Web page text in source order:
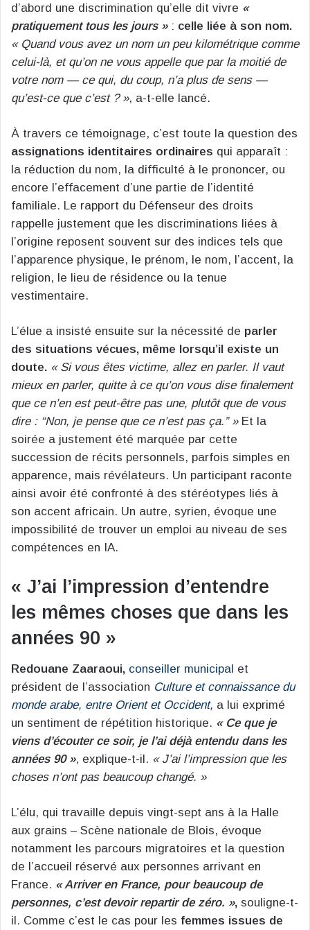
d’abord une discrimination qu’elle dit vivre «
pratiquement tous les jours »: celle liée à son nom.
« Quand vous avez un nom un peu kilométrique comme
celui-là, et qu’on ne vous appelle que par la moitié de
votre nom — ce qui, du coup, n’a plus de sens —
qu’est-ce que c’est ? », a-t-elle lancé.
À travers ce témoignage, c’est toute la question des
assignations identitaires ordinaires qui apparaît :
la réduction du nom, la difficulté à le prononcer, ou
encore l’effacement d’une partie de l’identité
familiale. Le rapport du Défenseur des droits
rappelle justement que les discriminations liées à
l’origine reposent souvent sur des indices tels que
l’apparence physique, le prénom, le nom, l’accent, la
religion, le lieu de résidence ou la tenue
vestimentaire.
L’élue a insisté ensuite sur la nécessité de parler
des situations vécues, même lorsqu’il existe un
doute. « Si vous êtes victime, allez en parler. Il vaut
mieux en parler, quitte à ce qu’on vous dise finalement
que ce n’en est peut-être pas une, plutôt que de vous
dire : “Non, je pense que ce n’est pas ça.” »Et la
soirée a justement été marquée par cette
succession de récits personnels, parfois simples en
apparence, mais révélateurs. Un participant raconte
ainsi avoir été confronté à des stéréotypes liés à
son accent africain. Un autre, syrien, évoque une
impossibilité de trouver un emploi au niveau de ses
compétences en IA.
« J’ai l’impression d’entendre
les mêmes choses que dans les
années 90 »
Redouane Zaaraoui, conseiller municipal et
président de l’association Culture et connaissance du
monde arabe, entre Orient et Occident, a lui exprimé
un sentiment de répétition historique. « Ce que je
viens d’écouter ce soir, je l’ai déjà entendu dans les
années 90 », explique-t-il. « J’ai l’impression que les
choses n’ont pas beaucoup changé. »
L’élu, qui travaille depuis vingt-sept ans à la Halle
aux grains – Scène nationale de Blois, évoque
notamment les parcours migratoires et la question
de l’accueil réservé aux personnes arrivant en
France. « Arriver en France, pour beaucoup de
personnes, c’est devoir repartir de zéro. », souligne-t-
il. Comme c’est le cas pour les femmes issues de